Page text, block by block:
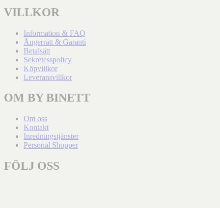
VILLKOR
Information & FAQ
Ångerrätt & Garanti
Betalsätt
Sekretesspolicy
Köpvillkor
Leveransvillkor
OM BY BINETT
Om oss
Kontakt
Inredningstjänster
Personal Shopper
FÖLJ OSS